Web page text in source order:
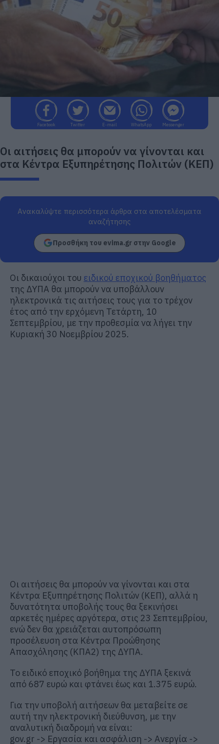
Facebook Twitter E-mail WhatsApp Messenger
Οι αιτήσεις θα μπορούν να γίνονται και
στα Κέντρα Εξυπηρέτησης Πολιτών (ΚΕΠ)
Ανακαλύψτε περισσότερα άρθρα στα αποτελέσματα
αναζήτησης
Προσθήκη του evima.gr στην Google
Οι δικαιούχοι του ειδικού εποχικού βοηθήματος
της ΔΥΠΑ θα μπορούν να υποβάλλουν
ηλεκτρονικά τις αιτήσεις τους για το τρέχον
έτος από την ερχόμενη Τετάρτη, 10
Σεπτεμβρίου, με την προθεσμία να λήγει την
Κυριακή 30 Νοεμβρίου 2025.
Οι αιτήσεις θα μπορούν να γίνονται και στα
Κέντρα Εξυπηρέτησης Πολιτών (ΚΕΠ), αλλά η
δυνατότητα υποβολής τους θα ξεκινήσει
αρκετές ημέρες αργότερα, στις 23 Σεπτεμβρίου,
ενώ δεν θα χρειάζεται αυτοπρόσωπη
προσέλευση στα Κέντρα Προώθησης
Απασχόλησης (ΚΠΑ2) της ΔΥΠΑ.
Το ειδικό εποχικό βοήθημα της ΔΥΠΑ ξεκινά
από 687 ευρώ και φτάνει έως και 1.375 ευρώ.
Για την υποβολή αιτήσεων θα μεταβείτε σε
αυτή την ηλεκτρονική διεύθυνση, με την
αναλυτική διαδρομή να είναι:
gov.gr -> Εργασία και ασφάλιση -> Ανεργία ->